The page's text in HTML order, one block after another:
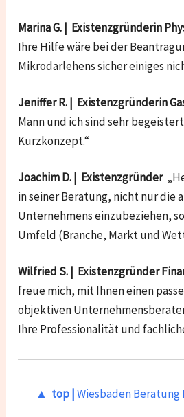
Marina G. | Existenzgründerin
Ihre Hilfe wäre bei der
Mikrodarlehens sicher einiges
Jeniffer R. | Existenzgründerin
Mann und ich sind sehr
Kurzkonzept.“
Joachim D. | Existenzgründer
in seiner Beratung, nicht nur die
Unternehmens einzubeziehen,
Umfeld (Branche, Markt und
Wilfried S. | Existenzgründer
freue mich, mit Ihnen einen
objektiven
Ihre Professionalität und
▲ top |WiesbadenBeratung